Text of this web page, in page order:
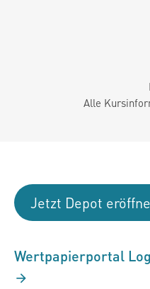
Alle
Jetzt Depot
Wertpapierportal